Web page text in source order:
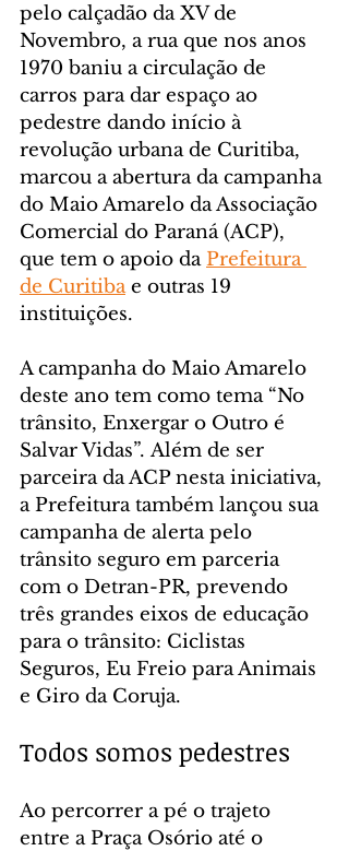
pelo calçadão da XV de
Novembro, a rua que nos anos
1970 baniu a circulação de
carros para dar espaço ao
pedestre dando início à
revolução urbana de Curitiba,
marcou a abertura da campanha
do Maio Amarelo da Associação
Comercial do Paraná (ACP),
que tem o apoio da Prefeitura
de Curitiba e outras 19
instituições.
A campanha do Maio Amarelo
deste ano tem como tema “No
trânsito, Enxergar o Outro é
Salvar Vidas”. Além de ser
parceira da ACP nesta iniciativa,
a Prefeitura também lançou sua
campanha de alerta pelo
trânsito seguro em parceria
com o Detran-PR, prevendo
três grandes eixos de educação
para o trânsito: Ciclistas
Seguros, Eu Freio para Animais
e Giro da Coruja.
Todos somos pedestres
Ao percorrer a pé o trajeto
entre a Praça Osório até o